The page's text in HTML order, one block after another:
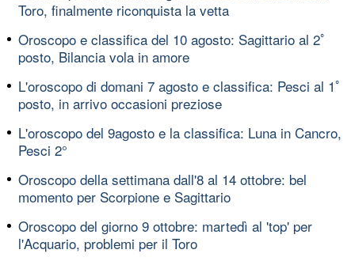
Toro, finalmente riconquista la vetta
Oroscopo e classifica del 10 agosto: Sagittario al 2ﾟ
posto, Bilancia vola in amore
L'oroscopo di domani 7 agosto e classifica: Pesci al 1ﾟ
posto, in arrivo occasioni preziose
L'oroscopo del 9agosto e la classifica: Luna in Cancro,
Pesci 2°
Oroscopo della settimana dall'8 al 14 ottobre: bel
momento per Scorpione e Sagittario
Oroscopo del giorno 9 ottobre: martedì al 'top' per
l'Acquario, problemi per il Toro